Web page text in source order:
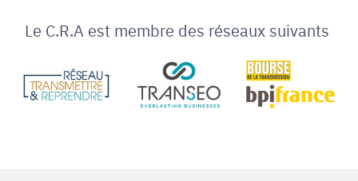
Le C.R.A est membre des réseaux suivants